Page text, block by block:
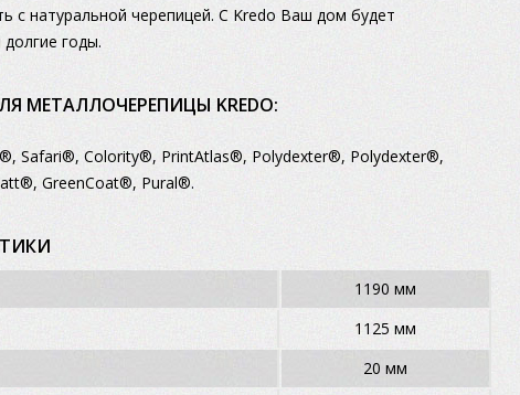
с натуральной черепицей. С Kredo Ваш дом будет
годы.
МЕТАЛЛОЧЕРЕПИЦЫ KREDO:
Safari®, Colority®, PrintAtlas®, Polydexter®, Polydexter®,
GreenCoat®, Pural®.
1190 мм
1125 мм
20 мм